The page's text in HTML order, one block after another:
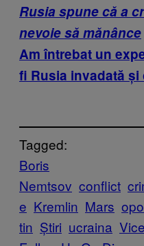
Rusia spune că a
nevoie să mănânce
Am întrebat un
fi Rusia invadată și
Tagged:
Boris
Nemtsov conflict
e Kremlin Mars
tin Știri ucraina